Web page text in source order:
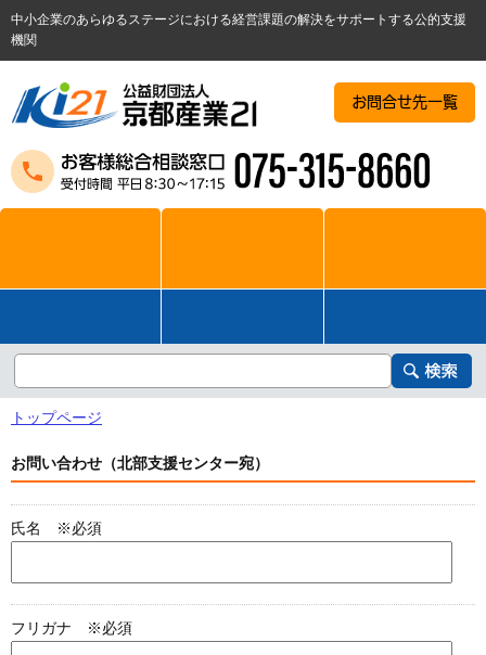
中小企業のあらゆるステージにおける経営課題の解決をサポートする公的支援
機関
お問合せ先一覧
トップページ
お問い合わせ（北部支援センター宛）
氏名 ※必須
フリガナ ※必須